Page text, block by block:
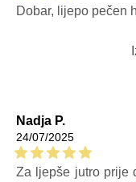
Dobar, lijepo pečen
Nadja P.
24/07/2025
Za ljepše jutro prije